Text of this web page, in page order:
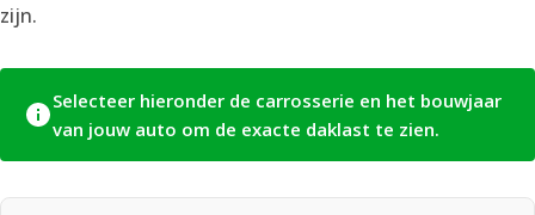
zijn.
Selecteer hieronder de carrosserie en het bouwjaar
van jouw auto om de exacte daklast te zien.